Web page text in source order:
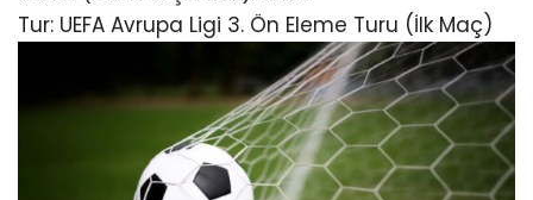
Tur: UEFA Avrupa Ligi 3. Ön Eleme Turu (İlk Maç)